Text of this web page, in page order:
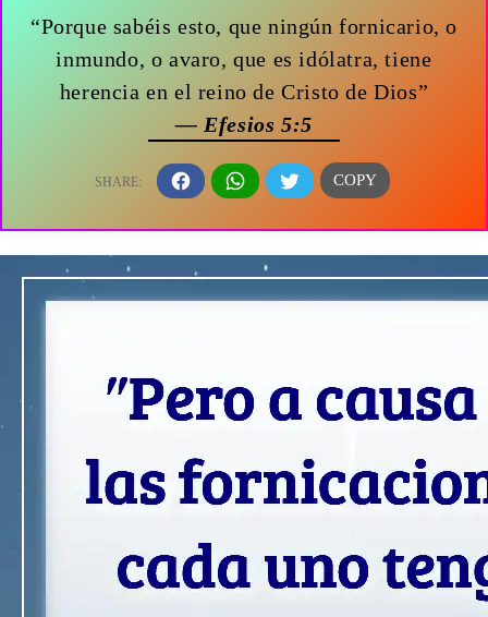
“Porque sabéis esto, que ningún fornicario, o
inmundo, o avaro, que es idólatra, tiene
herencia en el reino de Cristo de Dios”
— Efesios 5:5